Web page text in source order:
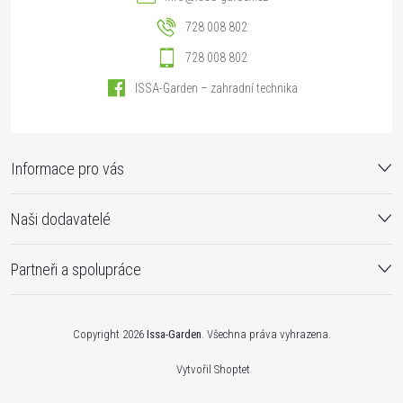
Informace pro vás
728 008 802
728 008 802
ISSA-Garden – zahradní technika
Naši dodavatelé
Partneři a spolupráce
Vytvořil Shoptet
Copyright 2026 Issa-Garden . Všechna práva vyhrazena.